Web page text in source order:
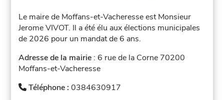
Le maire de Moffans-et-Vacheresse est Monsieur
Jerome VIVOT. Il a été élu aux élections municipales
de 2026 pour un mandat de 6 ans.
Adresse de la mairie : 6 rue de la Corne 70200
Moffans-et-Vacheresse
Téléphone :0384630917